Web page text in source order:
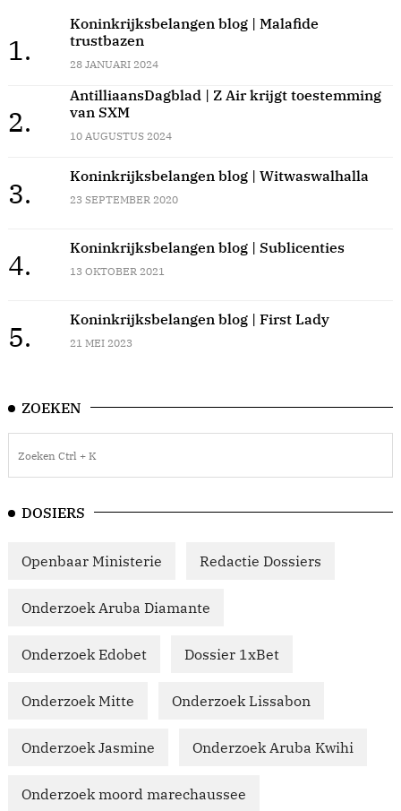
1.
Koninkrijksbelangen blog | Malafide
trustbazen
28 JANUARI 2024
2.
AntilliaansDagblad | Z Air krijgt toestemming
van SXM
10 AUGUSTUS 2024
3.
Koninkrijksbelangen blog | Witwaswalhalla
23 SEPTEMBER 2020
4.
Koninkrijksbelangen blog | Sublicenties
13 OKTOBER 2021
5.
Koninkrijksbelangen blog | First Lady
21 MEI 2023
ZOEKEN
DOSIERS
Openbaar Ministerie Redactie Dossiers
Onderzoek Aruba Diamante
Onderzoek Edobet Dossier 1xBet
Onderzoek Mitte Onderzoek Lissabon
Onderzoek Jasmine Onderzoek Aruba Kwihi
Onderzoek moord marechaussee